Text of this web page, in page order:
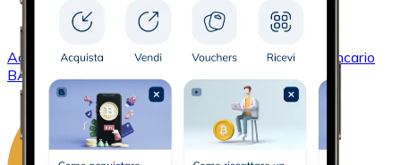
AcquistareBasic Attention Tokencon bonifico bancario
BAT